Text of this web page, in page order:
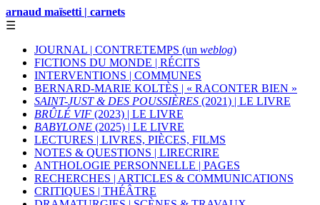
arnaud maïsetti | carnets
☰
JOURNAL | CONTRETEMPS (un weblog)
FICTIONS DU MONDE | RÉCITS
INTERVENTIONS | COMMUNES
BERNARD-MARIE KOLTÈS | « RACONTER BIEN »
SAINT-JUST & DES POUSSIÈRES (2021) | LE LIVRE
BRÛLÉ VIF (2023) | LE LIVRE
BABYLONE (2025) | LE LIVRE
LECTURES | LIVRES, PIÈCES, FILMS
NOTES & QUESTIONS | LIRECRIRE
ANTHOLOGIE PERSONNELLE | PAGES
RECHERCHES | ARTICLES & COMMUNICATIONS
CRITIQUES | THÉÂTRE